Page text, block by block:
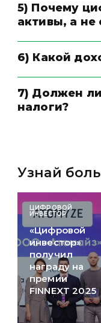
5) Почему
активы, а
6) Какой
7) Должен
налоги?
Узнай
ЦИФРОВОЙ
ИНВЕСТОР
«Цифровой
инвестор»
получил
награду на
премии
FINNEXT 2025